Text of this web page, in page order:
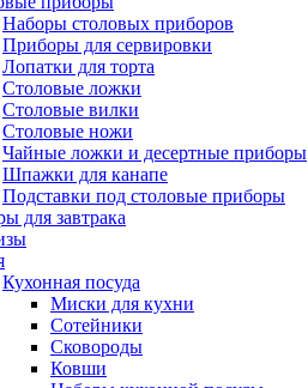
Наборы столовых приборов
Приборы для сервировки
Лопатки для торта
Столовые ложки
Столовые вилки
Столовые ножи
Чайные ложки и десертные приборы
Шпажки для канапе
Подставки под столовые приборы
для завтрака
Кухонная посуда
Миски для кухни
Сотейники
Сковороды
Ковши